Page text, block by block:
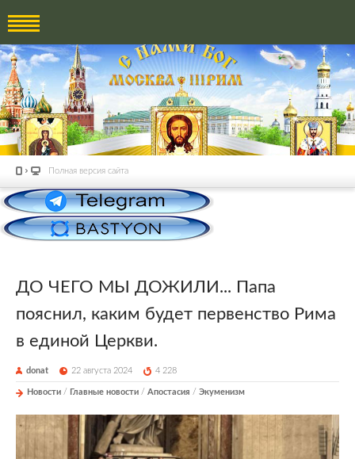
Полная версия сайта
ДО ЧЕГО МЫ ДОЖИЛИ... Папа
пояснил, каким будет первенство Рима
в единой Церкви.
donat 22 августа 2024 4 228
Новости / Главные новости / Апостасия / Экуменизм